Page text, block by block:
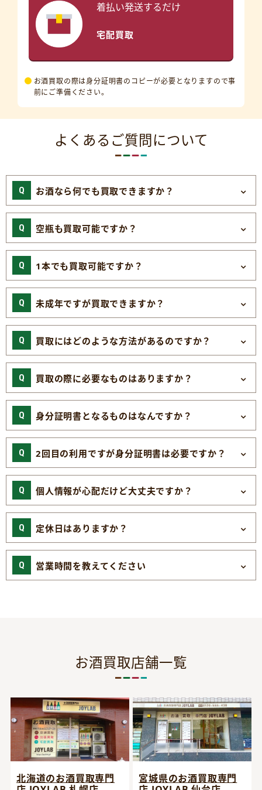
着払い発送するだけ
宅配買取
お酒買取の際は身分証明書のコピーが必要となりますので事
前にご準備ください。
よくあるご質問について
お酒なら何でも買取できますか？
空瓶も買取可能ですか？
1本でも買取可能ですか？
未成年ですが買取できますか？
買取にはどのような方法があるのですか？
買取の際に必要なものはありますか？
身分証明書となるものはなんですか？
2回目の利用ですが身分証明書は必要ですか？
個人情報が心配だけど大丈夫ですか？
定休日はありますか？
営業時間を教えてください
お酒買取店舗一覧
北海道のお酒買取専門
宮城県のお酒買取専門